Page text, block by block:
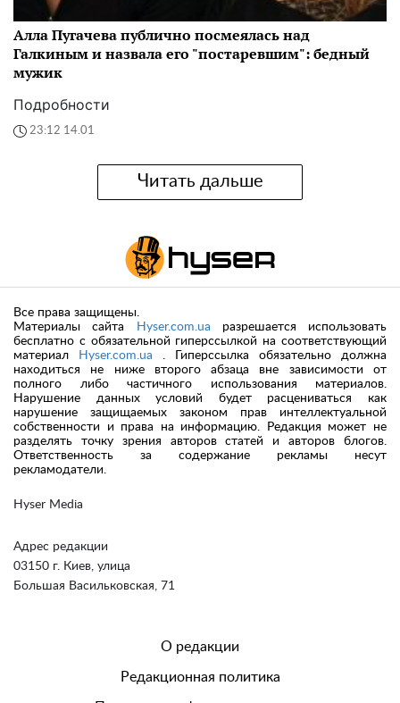
Алла Пугачева публично посмеялась над
Галкиным и назвала его "постаревшим": бедный
мужик
Подробности
23:12 14.01
Читать дальше
Hyser Media
Адрес редакции
03150 г. Киев, улица
Большая Васильковская, 71
Все права защищены.
Материалы сайта
Hyser.com.ua разрешается использовать
бесплатно с обязательной гиперссылкой на соответствующий
материал
Hyser.com.ua . Гиперссылка обязательно должна
находиться не ниже второго абзаца вне зависимости от
полного либо частичного использования материалов.
Нарушение данных условий будет расцениваться как
нарушение защищаемых законом прав интеллектуальной
собственности и права на информацию. Редакция может не
разделять точку зрения авторов статей и авторов блогов.
Ответственность за содержание рекламы несут
рекламодатели.
О редакции
Редакционная политика